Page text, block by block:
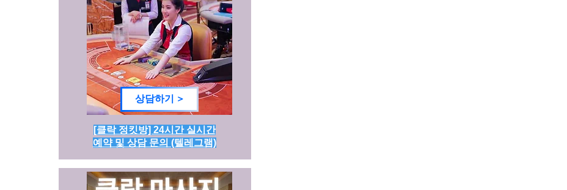
상담하기 >
[클락 정킷방] 24시간 실시간
예약 및 상담 문의 (텔레그램)